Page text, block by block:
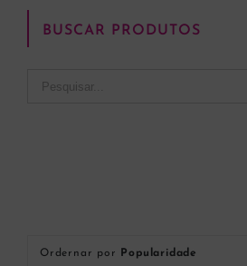
Ordernar por Popularidade
BUSCAR PRODUTOS